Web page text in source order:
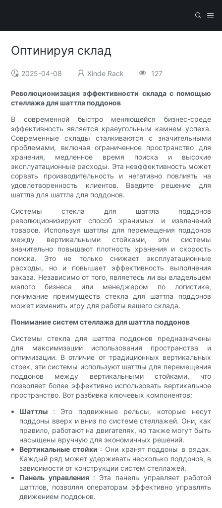
Оптинируя склад
2025-04-08 Xinde Rack 127
Революционизация эффективности склада с помощью
стеллажа для шаттла поддонов
В современной быстро меняющейся бизнес-среде
эффективность является краеугольным камнем успеха.
Современные склады сталкиваются с значительными
проблемами, включая ограниченное пространство для
хранения, медленное время поиска и высокие
эксплуатационные расходы. Эта неэффективность может
сорвать производительность и негативно повлиять на
удовлетворенность клиентов. Введите решение для
шаттла для шаттла для поддонов.
Системы стекла для шаттла поддонов
революционизируют способ хранимых и извлечений
товаров. Используя шаттлы для перемещения поддонов
между вертикальными стойками, эти системы
значительно повышают плотность хранения и скорость
поиска. Это не только снижает эксплуатационные
расходы, но и повышает эффективность выполнения
заказа. Независимо от того, являетесь ли вы владельцем
малого бизнеса или менеджером по логистике,
понимание преимуществ стекла для шаттла поддонов
может изменить игру для работы вашего склада.
Понимание систем стеллажа для шаттла поддонов
Системы стекла для шаттла поддонов предназначены
для максимизации использования пространства и
оптимизации. В отличие от традиционных вертикальных
стоек, эти системы используют шаттлы для перемещения
поддонов между вертикальными стойками, что
позволяет более эффективно использовать вертикальное
пространство. Вот разбивка ключевых компонентов:
Шаттлы : Это подвижные рельсы, которые несут
поддоны вверх и вниз по системе стеллажей. Они, как
правило, работают на двигателях, но также могут быть
насыщены вручную для экономичных решений.
Вертикальные стойки : Они хранят поддоны в рядах.
Каждый ряд может удерживать несколько поддонов, в
зависимости от конструкции систем стеллажей.
Панель управления : Эта панель управляет работой
шаттлов, позволяя операторам эффективно управлять
движением поддонов.